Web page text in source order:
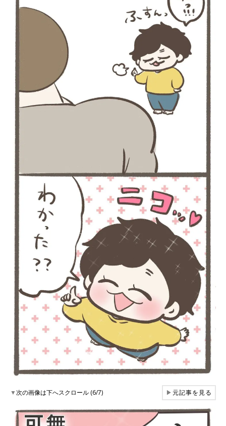
▼次の画像は下へスクロール (6/7) ▶元記事を見る